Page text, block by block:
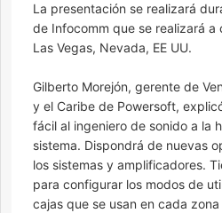
La presentación se realizará
de Infocomm que se realizará a
Las Vegas, Nevada, EE UU.
Gilberto Morejón, gerente de
y el Caribe de Powersoft,
fácil al ingeniero de sonido a la
sistema. Dispondrá de nuevas
los sistemas y amplificadores.
para configurar los modos de
cajas que se usan en cada